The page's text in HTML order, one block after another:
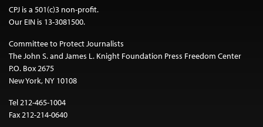
CPJ is a 501(c)3 non-profit.
Our EIN is 13-3081500.
Committee to Protect Journalists
The John S. and James L. Knight Foundation Press Freedom Center
P.O. Box 2675
New York, NY 10108
Tel 212-465-1004
Fax 212-214-0640